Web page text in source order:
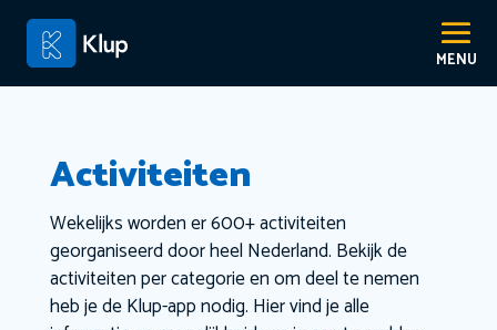
Activiteiten
Wekelijks worden er 600+ activiteiten
georganiseerd door heel Nederland. Bekijk de
activiteiten per categorie en om deel te nemen
heb je de Klup-app nodig. Hier vind je alle